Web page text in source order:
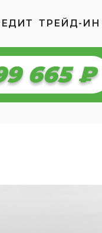
ТРЕЙД-ИН
610 ₽